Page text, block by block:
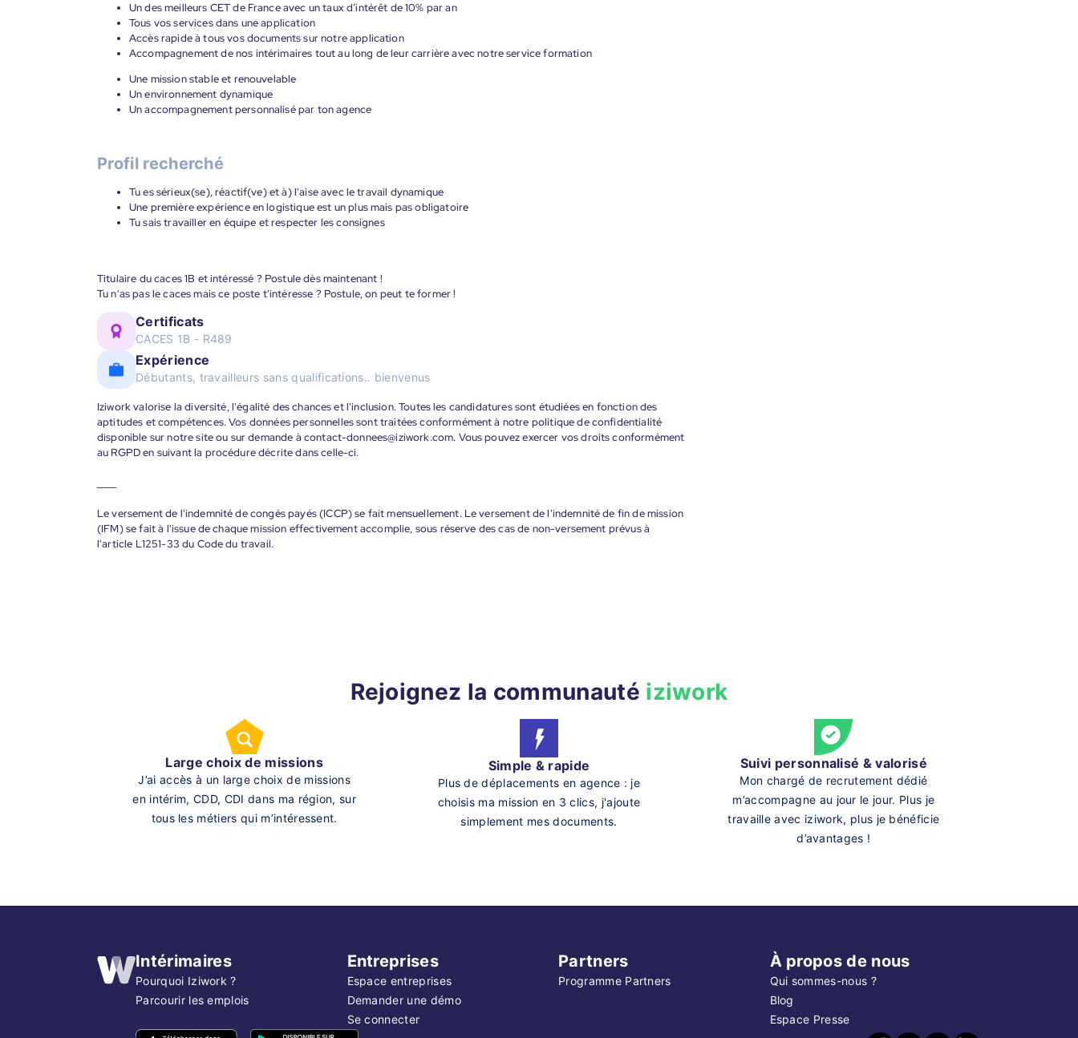
Un des meilleurs CET de France avec un taux d’intérêt de 10% par an
Tous vos services dans une application
Accès rapide à tous vos documents sur notre application
Accompagnement de nos intérimaires tout au long de leur carrière avec notre service formation
Une mission stable et renouvelable
Un environnement dynamique
Un accompagnement personnalisé par ton agence
Profil recherché
Tu es sérieux(se), réactif(ve) et à) l'aise avec le travail dynamique
Une première expérience en logistique est un plus mais pas obligatoire
Tu sais travailler en équipe et respecter les consignes
Titulaire du caces 1B et intéressé ? Postule dès maintenant !
Tu n'as pas le caces mais ce poste t'intéresse ? Postule, on peut te former !
Certificats
CACES 1B - R489
Expérience
Débutants, travailleurs sans qualifications.. bienvenus
Iziwork valorise la diversité, l'égalité des chances et l'inclusion. Toutes les candidatures sont étudiées en fonction des
aptitudes et compétences. Vos données personnelles sont traitées conformément à notre politique de confidentialité
disponible sur notre site ou sur demande à contact-donnees@iziwork.com. Vous pouvez exercer vos droits conformément
au RGPD en suivant la procédure décrite dans celle-ci.
Le versement de l'indemnité de congés payés (ICCP) se fait mensuellement. Le versement de l'indemnité de fin de mission
(IFM) se fait à l'issue de chaque mission effectivement accomplie, sous réserve des cas de non-versement prévus à
l'article L1251-33 du Code du travail.
Rejoignez la communauté iziwork
Large choix de missions
J’ai accès à un large choix de missions
en intérim, CDD, CDI dans ma région, sur
tous les métiers qui m’intéressent.
Simple & rapide
Plus de déplacements en agence : je
choisis ma mission en 3 clics, j'ajoute
simplement mes documents.
Suivi personnalisé & valorisé
Mon chargé de recrutement dédié
m’accompagne au jour le jour. Plus je
travaille avec iziwork, plus je bénéficie
d’avantages !
Intérimaires
Pourquoi Iziwork ?
Parcourir les emplois
Entreprises
Espace entreprises
Demander une démo
Se connecter
Partners
Programme Partners
À propos de nous
Qui sommes-nous ?
Blog
Espace Presse